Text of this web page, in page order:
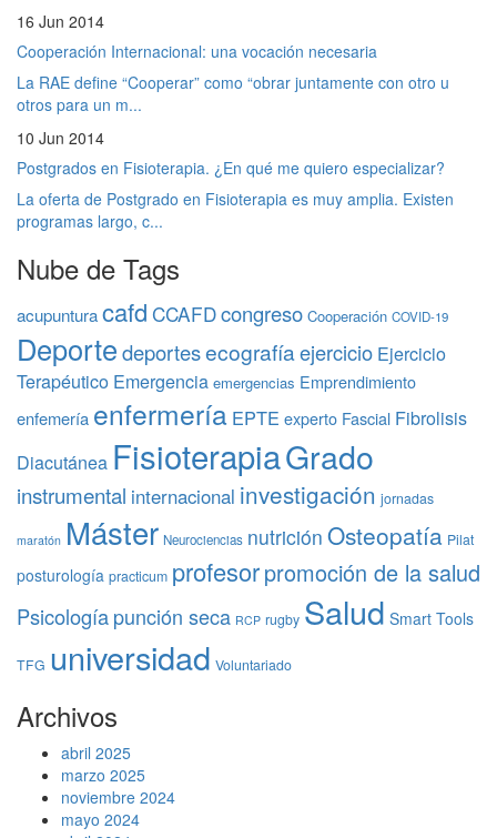
16 Jun 2014
Cooperación Internacional: una vocación necesaria
La RAE define “Cooperar” como “obrar juntamente con otro u
otros para un m...
10 Jun 2014
Postgrados en Fisioterapia. ¿En qué me quiero especializar?
La oferta de Postgrado en Fisioterapia es muy amplia. Existen
programas largo, c...
Nube de Tags
acupunturacafd CCAFDcongreso Cooperación COVID-19
Deportedeportesecografíaejercicio Ejercicio
Terapéutico Emergencia emergencias Emprendimiento
enfemería enfermería EPTE experto Fascial Fibrolisis
Diacutánea FisioterapiaGrado
instrumental internacional investigación jornadas
maratón Máster Neurociencias nutrición Osteopatía Pilat
posturología practicum profesorpromoción de la salud
Psicologíapunción seca RCP rugby Salud Smart Tools
TFG universidad Voluntariado
Archivos
abril 2025
marzo 2025
noviembre 2024
mayo 2024